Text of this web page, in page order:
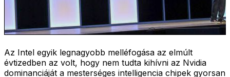
Az Intel egyik legnagyobb melléfogása az elmúlt
évtizedben az volt, hogy nem tudta kihívni az Nvidia
dominanciáját a mesterséges intelligencia chipek gyorsan